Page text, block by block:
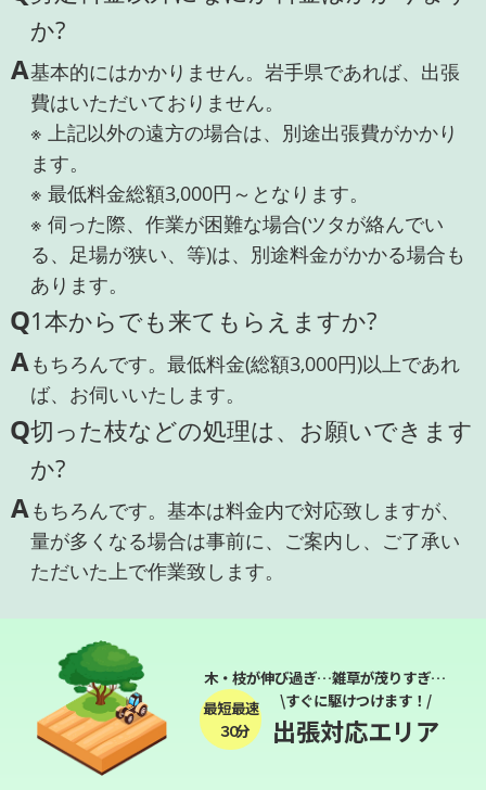
か?
A基本的にはかかりません。岩手県であれば、出張
費はいただいておりません。
※ 上記以外の遠方の場合は、別途出張費がかかり
ます。
※ 最低料金総額3,000円～となります。
※ 伺った際、作業が困難な場合(ツタが絡んでい
る、足場が狭い、等)は、別途料金がかかる場合も
あります。
Q1本からでも来てもらえますか?
Aもちろんです。最低料金(総額3,000円)以上であれ
ば、お伺いいたします。
Q切った枝などの処理は、お願いできます
か?
Aもちろんです。基本は料金内で対応致しますが、
量が多くなる場合は事前に、ご案内し、ご了承い
ただいた上で作業致します。
木・枝が伸び過ぎ…雑草が茂りすぎ…
最短最速
３０分
\すぐに駆けつけます！/
出張対応エリア